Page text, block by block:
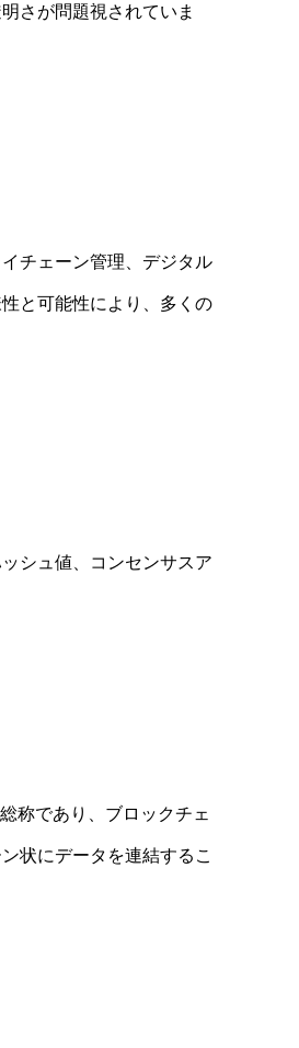
さが問題視されていま
チェーン管理、デジタル
と可能性により、多くの
シュ値、コンセンサスア
称であり、ブロックチェ
状にデータを連結するこ